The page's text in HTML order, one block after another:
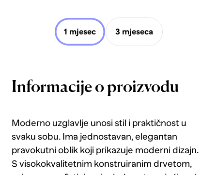
1 mjesec 3 mjeseca
Informacije o proizvodu
Moderno uzglavlje unosi stil i praktičnost u
svaku sobu. Ima jednostavan, elegantan
pravokutni oblik koji prikazuje moderni dizajn.
S visokokvalitetnim konstruiranim drvetom,